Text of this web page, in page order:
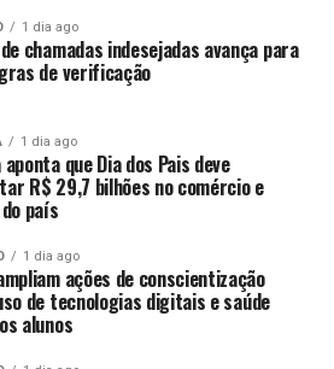
1 dia ago
chamadas indesejadas avança para
de verificação
1 dia ago
que Dia dos Pais deve
R$ 29,7 bilhões no comércio e
país
1 dia ago
ações de conscientização
de tecnologias digitais e saúde
alunos